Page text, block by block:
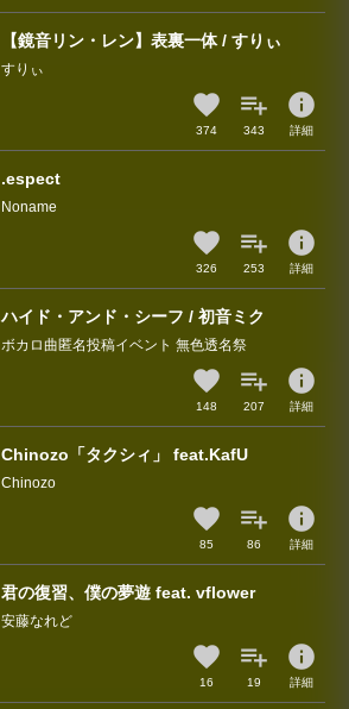
【鏡音リン・レン】表裏一体 / すりぃ
すりぃ
374 343
info
詳細
.espect
Noname
326 253
info
詳細
ハイド・アンド・シーフ / 初音ミク
ボカロ曲匿名投稿イベント 無色透名祭
148 207
info
詳細
Chinozo「タクシィ」 feat.KafU
Chinozo
85 86
info
詳細
君の復習、僕の夢遊 feat. vflower
安藤なれど
16 19
info
詳細